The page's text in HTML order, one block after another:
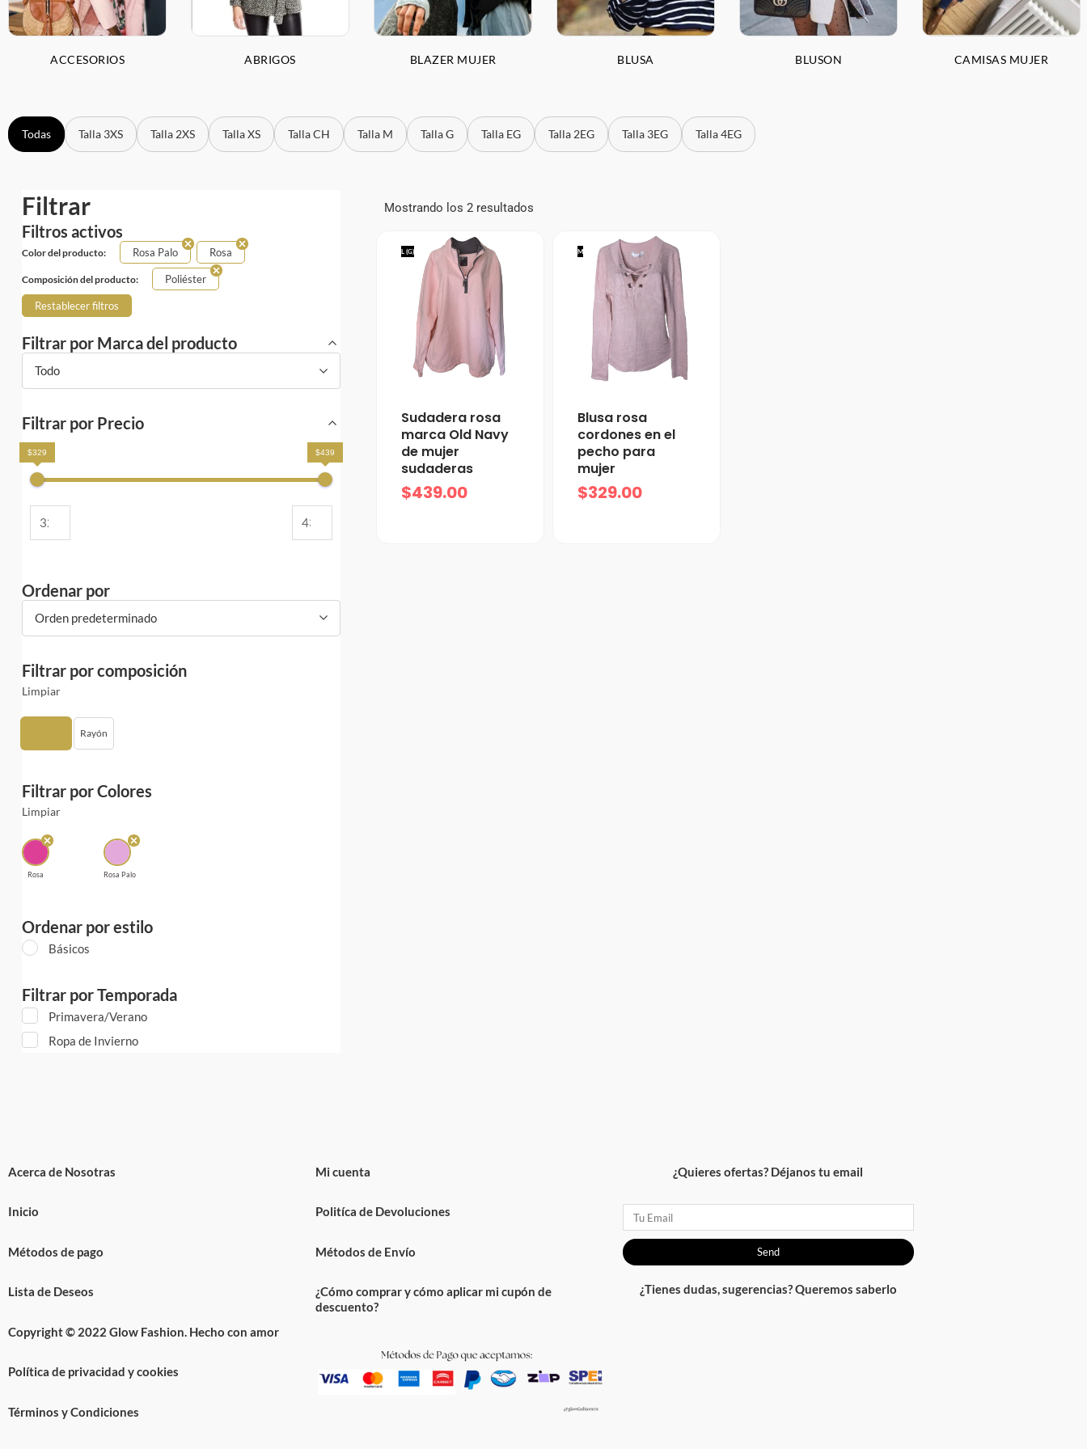
ACCESORIOS ABRIGOS BLAZER MUJER BLUSA BLUSON CAMISAS MUJER
Todas Talla 3XS Talla 2XS Talla XS Talla CH Talla M Talla G Talla EG Talla 2EG Talla 3EG Talla 4EG
Filtrar
Filtros activos
Color del producto: Rosa Palo Rosa
Composición del producto: Poliéster
Restablecer filtros
Filtrar por Marca del producto
Todo
Filtrar por Precio
$329 $439
Ordenar por
Orden predeterminado
Filtrar por composición
Limpiar
Rayón
Filtrar por Colores
Limpiar
Rosa Rosa Palo
Ordenar por estilo
Básicos
Filtrar por Temporada
Primavera/Verano
Ropa de Invierno
Mostrando los 2 resultados
L (G)
Sudadera rosa
marca Old Navy
de mujer
sudaderas
$439.00
M
Blusa rosa
cordones en el
pecho para
mujer
$329.00
Acerca de Nosotras
Inicio
Métodos de pago
Lista de Deseos
Copyright © 2022 Glow Fashion. Hecho con amor
Política de privacidad y cookies
Términos y Condiciones
Mi cuenta
Politíca de Devoluciones
Métodos de Envío
¿Cómo comprar y cómo aplicar mi cupón de
descuento?
¿Quieres ofertas? Déjanos tu email
Email
Send
¿Tienes dudas, sugerencias? Queremos saberlo